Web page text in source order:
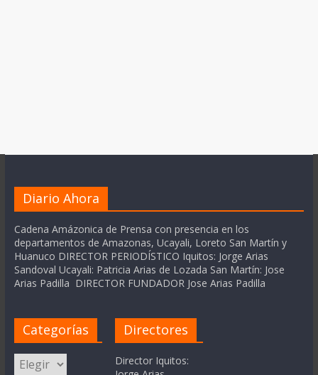
Diario Ahora
Cadena Amázonica de Prensa con presencia en los
departamentos de Amazonas, Ucayali, Loreto San Martín y
Huanuco DIRECTOR PERIODÍSTICO Iquitos: Jorge Arias
Sandoval Ucayali: Patricia Arias de Lozada San Martín: Jose
Arias Padilla DIRECTOR FUNDADOR Jose Arias Padilla
Categorías
Categorías
Directores
Director Iquitos: